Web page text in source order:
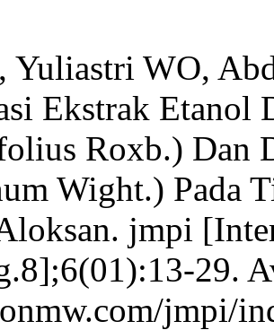
Yuliastri WO,
Ekstrak Etanol
Roxb.) Dan
Wight.) Pada
jmpi
29.
jmpi/